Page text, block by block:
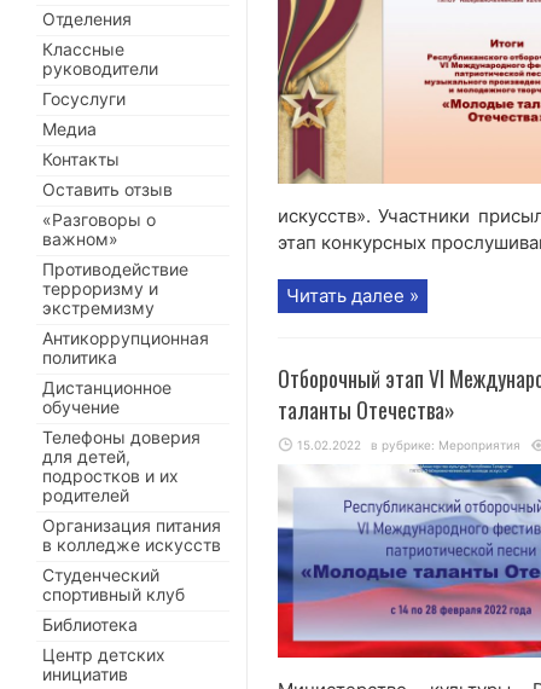
искусств». Участники
этап конкурсных
Читать далее »
Отборочный этап VI
таланты Отечества»
15.02.2022 в рубрике: Мероприятия
Отделения
Классные
руководители
Госуслуги
Медиа
Контакты
Оставить отзыв
«Разговоры о
важном»
Противодействие
терроризму и
экстремизму
Антикоррупционная
политика
Дистанционное
обучение
Телефоны доверия
для детей,
подростков и их
родителей
Организация питания
в колледже искусств
Студенческий
спортивный клуб
Библиотека
Центр детских
инициатив